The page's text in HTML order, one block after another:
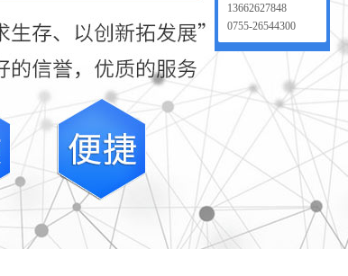
13662627848
0755-26544300